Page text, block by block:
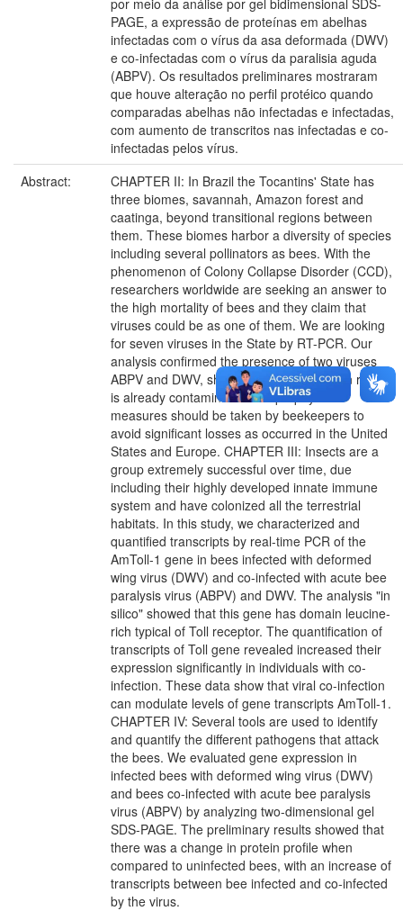
PAGE, a expressão de proteínas em abelhas
infectadas com o vírus da asa deformada (DWV)
e co-infectadas com o vírus da paralisia aguda
(ABPV). Os resultados preliminares mostraram
que houve alteração no perfil protéico quando
comparadas abelhas não infectadas e infectadas,
com aumento de transcritos nas infectadas e co-
infectadas pelos vírus.
Abstract:
CHAPTER II: In Brazil the Tocantins' State has
three biomes, savannah, Amazon forest and
caatinga, beyond transitional regions between
them. These biomes harbor a diversity of species
including several pollinators as bees. With the
phenomenon of Colony Collapse Disorder (CCD),
researchers worldwide are seeking an answer to
the high mortality of bees and they claim that
viruses could be as one of them. We are looking
for seven viruses in the State by RT-PCR. Our
analysis confirmed the presence of two viruses
ABPV and DWV, showing that the northern region
is already contaminated and prophylactic
measures should be taken by beekeepers to
avoid significant losses as occurred in the United
States and Europe. CHAPTER III: Insects are a
group extremely successful over time, due
including their highly developed innate immune
system and have colonized all the terrestrial
habitats. In this study, we characterized and
quantified transcripts by real-time PCR of the
AmToll-1 gene in bees infected with deformed
wing virus (DWV) and co-infected with acute bee
paralysis virus (ABPV) and DWV. The analysis "in
silico" showed that this gene has domain leucine-
rich typical of Toll receptor. The quantification of
transcripts of Toll gene revealed increased their
expression significantly in individuals with co-
infection. These data show that viral co-infection
can modulate levels of gene transcripts AmToll-1.
CHAPTER IV: Several tools are used to identify
and quantify the different pathogens that attack
the bees. We evaluated gene expression in
infected bees with deformed wing virus (DWV)
and bees co-infected with acute bee paralysis
virus (ABPV) by analyzing two-dimensional gel
SDS-PAGE. The preliminary results showed that
there was a change in protein profile when
compared to uninfected bees, with an increase of
transcripts between bee infected and co-infected
by the virus.